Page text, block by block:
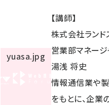
【講師】
株式会社ランド
営業部マネージ
湯浅 将史
情報通信業や
をもとに、企業